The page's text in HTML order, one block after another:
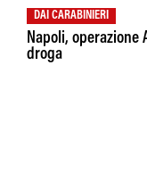
DAI CARABINIERI
Napoli, operazione
droga